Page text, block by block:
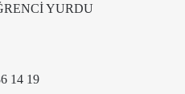
YURDU
14 19